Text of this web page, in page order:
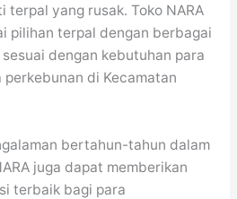
terpal yang rusak. Toko NARA
pilihan terpal dengan berbagai
dengan kebutuhan para
di Kecamatan
bertahun-tahun dalam
juga dapat memberikan
terbaik bagi para